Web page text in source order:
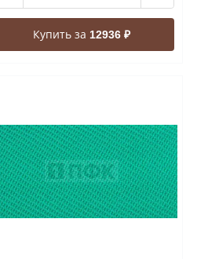
Купить за12936 ₽